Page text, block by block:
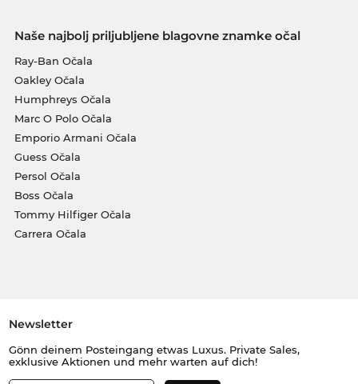
Naše najbolj priljubljene blagovne znamke očal
Ray-Ban Očala
Oakley Očala
Humphreys Očala
Marc O Polo Očala
Emporio Armani Očala
Guess Očala
Persol Očala
Boss Očala
Tommy Hilfiger Očala
Carrera Očala
Newsletter
Gönn deinem Posteingang etwas Luxus. Private Sales,
exklusive Aktionen und mehr warten auf dich!